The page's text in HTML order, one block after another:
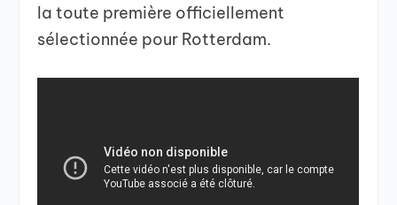
la toute première officiellement
sélectionnée pour Rotterdam.